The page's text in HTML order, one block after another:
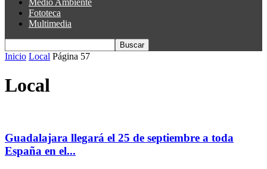
Medio Ambiente
Fototeca
Multimedia
Inicio Local Página 57
Local
Guadalajara llegará el 25 de septiembre a toda
España en el...